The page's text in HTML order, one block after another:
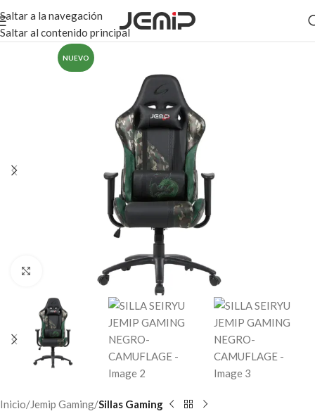
Saltar a la navegación
Saltar al contenido principal
NUEVO
Haga clic para ampliar
Inicio Jemip Gaming Sillas Gaming